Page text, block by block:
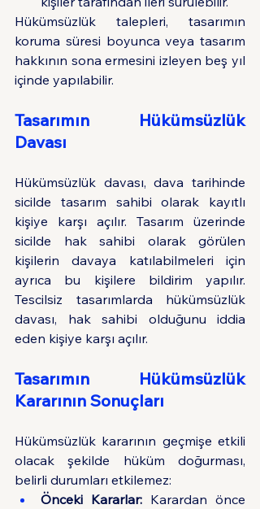
Hükümsüzlük talepleri, tasarımın
koruma süresi boyunca veya tasarım
hakkının sona ermesini izleyen beş yıl
içinde yapılabilir.
Tasarımın Hükümsüzlük
Davası
Hükümsüzlük davası, dava tarihinde
sicilde tasarım sahibi olarak kayıtlı
kişiye karşı açılır. Tasarım üzerinde
sicilde hak sahibi olarak görülen
kişilerin davaya katılabilmeleri için
ayrıca bu kişilere bildirim yapılır.
Tescilsiz tasarımlarda hükümsüzlük
davası, hak sahibi olduğunu iddia
eden kişiye karşı açılır.
Tasarımın Hükümsüzlük
Kararının Sonuçları
Hükümsüzlük kararının geçmişe etkili
olacak şekilde hüküm doğurması,
belirli durumları etkilemez:
Önceki Kararlar: Karardan önce